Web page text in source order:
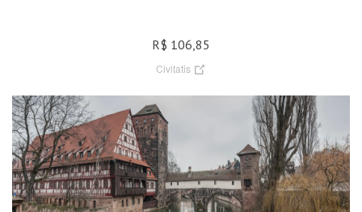
R$ 106,85
Civitatis